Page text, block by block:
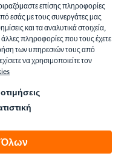
επίσης πληροφορίες
εσάς με τους συνεργάτες μας
και τα αναλυτικά στοιχεία,
άλλες πληροφορίες που τους έχετε
των υπηρεσιών τους από
να χρησιμοποιείτε τον
Όλων
Cookie Policy